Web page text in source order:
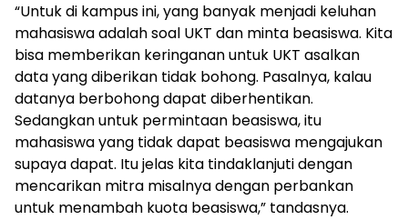
“Untuk di kampus ini, yang banyak menjadi keluhan
mahasiswa adalah soal UKT dan minta beasiswa. Kita
bisa memberikan keringanan untuk UKT asalkan
data yang diberikan tidak bohong. Pasalnya, kalau
datanya berbohong dapat diberhentikan.
Sedangkan untuk permintaan beasiswa, itu
mahasiswa yang tidak dapat beasiswa mengajukan
supaya dapat. Itu jelas kita tindaklanjuti dengan
mencarikan mitra misalnya dengan perbankan
untuk menambah kuota beasiswa,” tandasnya.